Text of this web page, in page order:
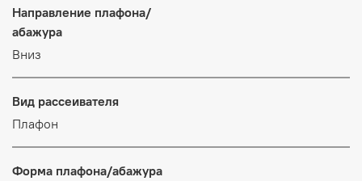
Направление плафона/
абажура
Вниз
Вид рассеивателя
Плафон
Форма плафона/абажура